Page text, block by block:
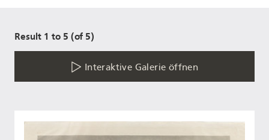
Result 1 to 5 (of 5)
Interaktive Galerie öffnen